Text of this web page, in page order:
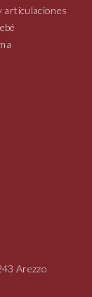
articulaciones
Arezzo